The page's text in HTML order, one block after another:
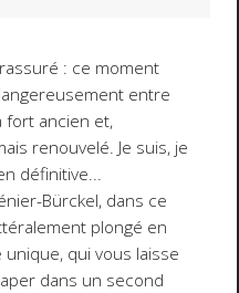
: ce moment
entre
fort ancien et,
renouvelé. Je suis, je
définitive...
Bürckel, dans ce
plongé en
qui vous laisse
dans un second